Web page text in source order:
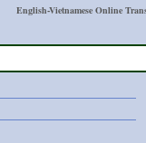
English-Vietnamese Online